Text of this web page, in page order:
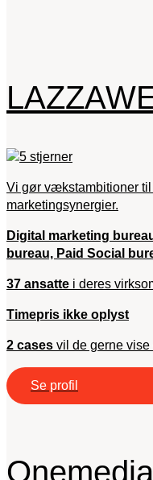
Vi gør vækstambitioner
marketingsynergier.
Digital marketing
bureau, Paid Social
37 ansatte i deres
Timepris ikke oplyst
2 cases vil de gerne vise
Se profil
Onemedia